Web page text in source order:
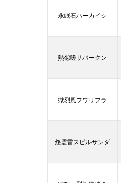
永眠石ハーカイシ
熱怨嗟サバークン
獄烈風フワリフラ
怨霊雷スピルサンダ